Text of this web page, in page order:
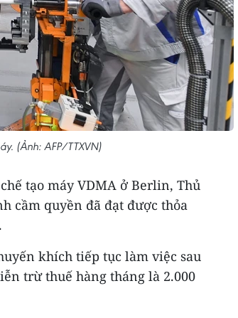
(Ảnh: AFP/TTXVN)
tạo máy VDMA ở Berlin, Thủ
cầm quyền đã đạt được thỏa
khích tiếp tục làm việc sau
trừ thuế hàng tháng là 2.000